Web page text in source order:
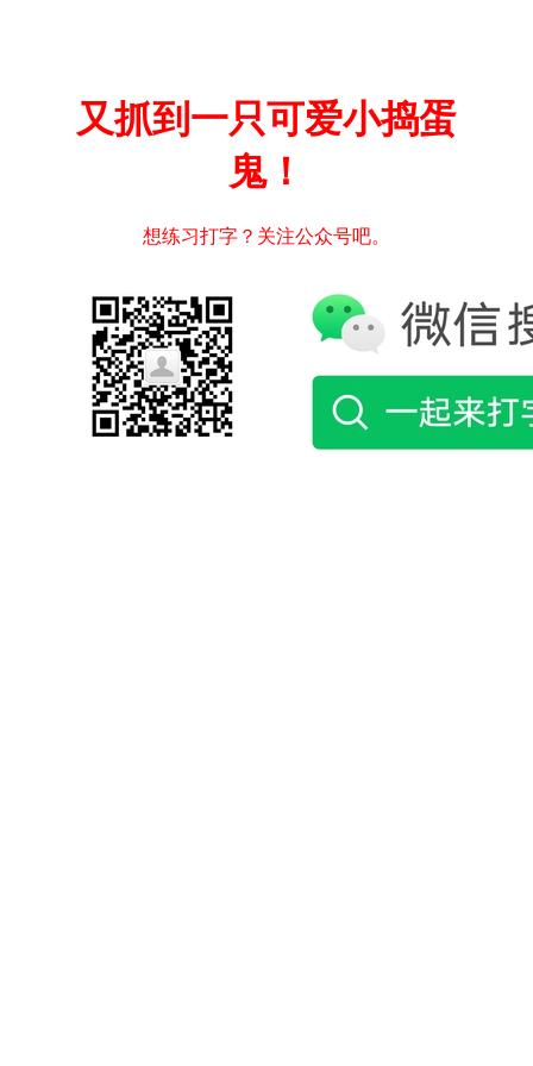
又抓到一只可爱小捣蛋
鬼！
想练习打字？关注公众号吧。